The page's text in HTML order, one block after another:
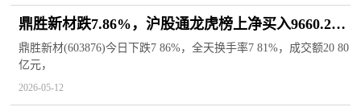
鼎胜新材跌7.86%，沪股通龙虎榜上净买入9660.25
万元
鼎胜新材(603876)今日下跌7 86%，全天换手率7 81%，成交额20 80
亿元，
2026-05-12